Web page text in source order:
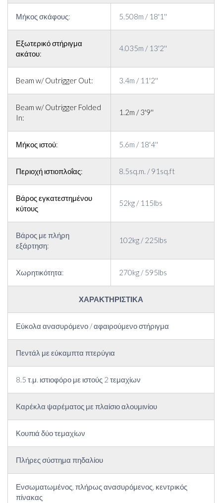
Μήκος σκάφους: 5.508m / 18'1''
Εξωτερικό στήριγμα
ακάτου:
4.035m / 13'2''
Beam w/ Outrigger Out: 3.4m / 11'2''
Beam w/ Outrigger Folded
In:
1.2m / 3'9''
Μήκος ιστού: 5.6m / 18'4''
Περιοχή ιστιοπλοΐας: 8.5sq.m. / 91sq.ft
Βάρος εγκατεστημένου
κύτους
52kg / 115lbs
Βάρος με πλήρη
εξάρτηση:
102kg / 225lbs
Χωρητικότητα: 270kg / 595lbs
ΧΑΡΑΚΤΗΡΙΣΤΙΚΑ
Εύκολα ανασυρόμενο / αφαιρούμενο στήριγμα
Πεντάλ με εύκαμπτα πτερύγια
8.5 τ.μ. ιστιοφόρο με ιστούς 2 τεμαχίων
Καρέκλα ψαρέματος με πλαίσιο αλουμινίου
Κουπιά δύο τεμαχίων
Πλήρες σύστημα πηδαλίου
Ενσωματωμένος, πλήρως ανασυρόμενος, κεντρικός
πίνακας